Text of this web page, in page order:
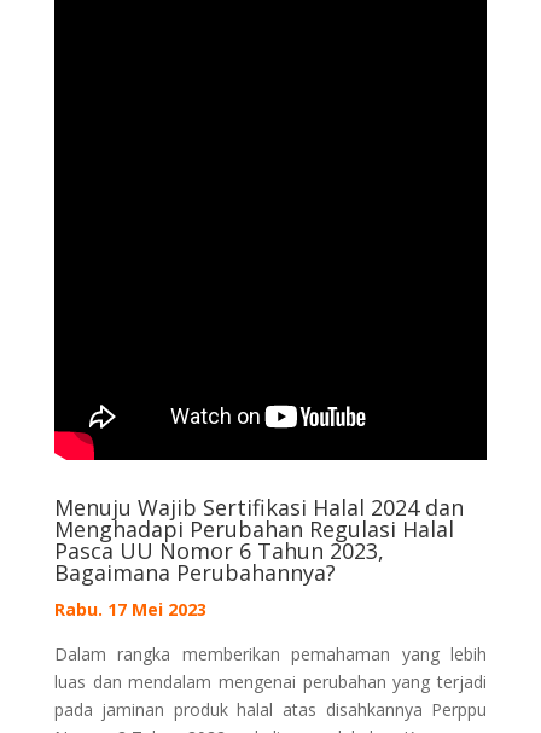
Menuju Wajib Sertifikasi Halal 2024 dan
Menghadapi Perubahan Regulasi Halal
Pasca UU Nomor 6 Tahun 2023,
Bagaimana Perubahannya?
Rabu. 17 Mei 2023
Dalam rangka memberikan pemahaman yang lebih
luas dan mendalam mengenai perubahan yang terjadi
pada jaminan produk halal atas disahkannya Perppu